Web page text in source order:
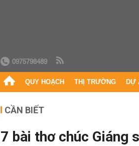
0975798489
QUY HOẠCH THỊ TRƯỜNG DỰ
CẦN BIẾT
7 bài thơ chúc Giáng